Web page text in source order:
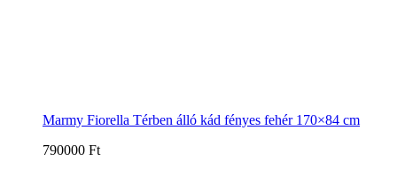
Marmy Fiorella Térben álló kád fényes fehér 170×84 cm
790000 Ft